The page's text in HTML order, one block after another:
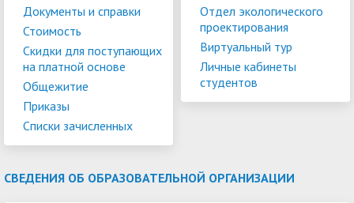
Документы и справки
Стоимость
Скидки для поступающих
на платной основе
Общежитие
Приказы
Списки зачисленных
Отдел экологического
проектирования
Виртуальный тур
Личные кабинеты
студентов
СВЕДЕНИЯ ОБ ОБРАЗОВАТЕЛЬНОЙ ОРГАНИЗАЦИИ